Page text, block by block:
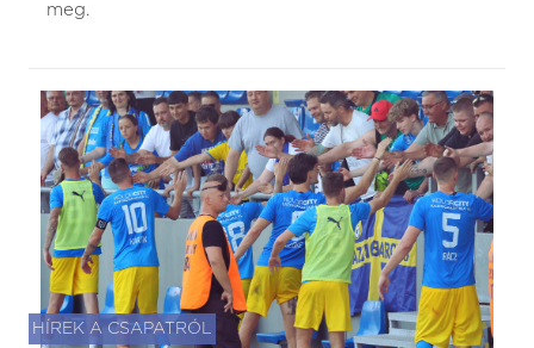
meg.
HÍREK A CSAPATRÓL